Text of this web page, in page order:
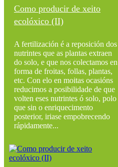
Como producir de xeito
ecolóxico (II)
A fertilización é a reposición dos
nutrintes que as plantas extraen
do solo, e que nos colectamos en
forma de froitas, follas, plantas,
etc. Con elo en moitas ocasións
reducimos a posibilidade de que
volten eses nutrintes ó solo, polo
que sin o enriquecimento
posterior, iriase empobrecendo
rápidamente...